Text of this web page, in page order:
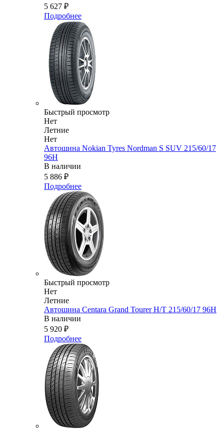
5 627 ₽
Подробнее
Быстрый просмотр
Нет
Летние
Нет
Автошина Nokian Tyres Nordman S SUV 215/60/17
96H
В наличии
5 886 ₽
Подробнее
Быстрый просмотр
Нет
Летние
Автошина Centara Grand Tourer H/T 215/60/17 96H
В наличии
5 920 ₽
Подробнее